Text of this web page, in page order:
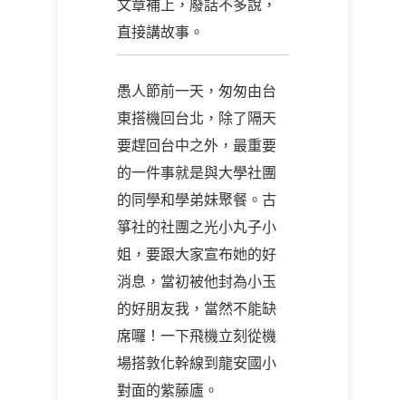
文章補上，廢話不多說，
直接講故事。
愚人節前一天，匆匆由台
東搭機回台北，除了隔天
要趕回台中之外，最重要
的一件事就是與大學社團
的同學和學弟妹聚餐。古
箏社的社團之光小丸子小
姐，要跟大家宣布她的好
消息，當初被他封為小玉
的好朋友我，當然不能缺
席囉！一下飛機立刻從機
場搭敦化幹線到龍安國小
對面的紫藤廬。